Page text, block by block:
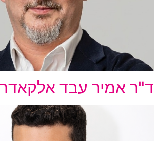
ד"ר אמיר עבד אלקאדר